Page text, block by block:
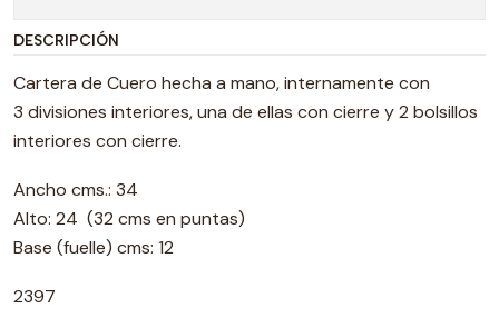
DESCRIPCIÓN
Cartera de Cuero hecha a mano, internamente con
3 divisiones interiores, una de ellas con cierre y 2 bolsillos
interiores con cierre.
Ancho cms.: 34
Alto: 24 (32 cms en puntas)
Base (fuelle) cms: 12
2397